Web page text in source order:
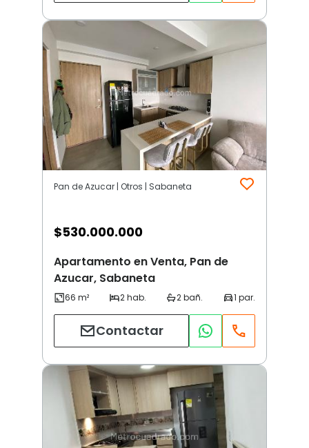
Pan de Azucar | Otros | Sabaneta
$530.000.000
Apartamento en Venta, Pan de
Azucar, Sabaneta
Contactar